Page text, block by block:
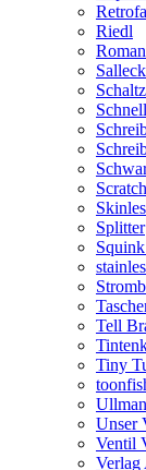
Riedl
Splitter
Tell
Tiny
Unser
Ventil